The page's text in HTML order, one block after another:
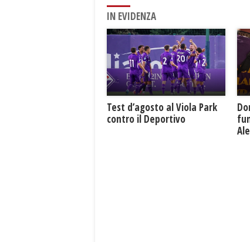
IN EVIDENZA
Test d’agosto al Viola Park
contro il Deportivo